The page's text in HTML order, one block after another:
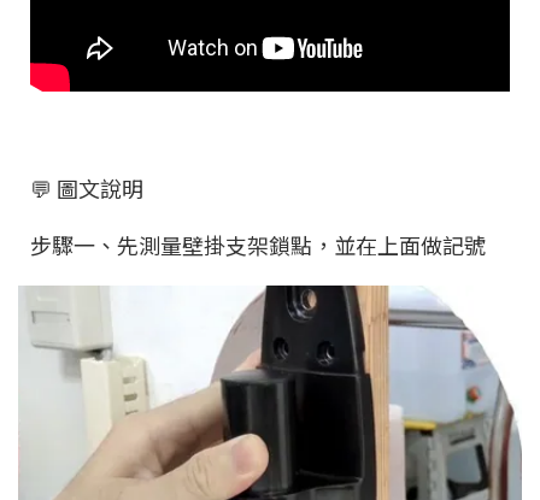
💬 圖文說明
步驟一、先測量壁掛支架鎖點，並在上面做記號